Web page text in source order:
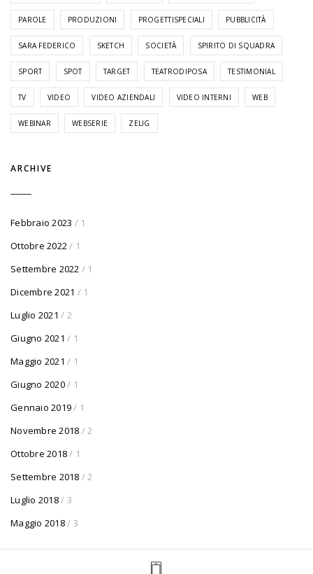
PAROLE PRODUZIONI PROGETTISPECIALI PUBBLICITÀ
SARA FEDERICO SKETCH SOCIETÀ SPIRITO DI SQUADRA
SPORT SPOT TARGET TEATRODIPOSA TESTIMONIAL
TV VIDEO VIDEO AZIENDALI VIDEO INTERNI WEB
WEBINAR WEBSERIE ZELIG
ARCHIVE
Febbraio 2023 / 1
Ottobre 2022/ 1
Settembre 2022 / 1
Dicembre 2021 / 1
Luglio 2021 / 2
Giugno 2021 / 1
Maggio 2021 / 1
Giugno 2020/ 1
Gennaio 2019/ 1
Novembre 2018 / 2
Ottobre 2018/ 1
Settembre 2018 / 2
Luglio 2018/ 3
Maggio 2018/ 3